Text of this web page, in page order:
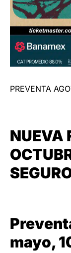
PREVENTA
NUEVA
mayo,